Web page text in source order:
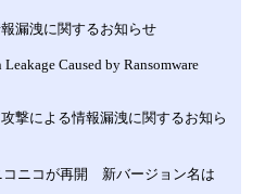
漏洩に関するお知らせ
Caused by Ransomware
撃による情報漏洩に関するお知ら
コニコが再開 新バージョン名は